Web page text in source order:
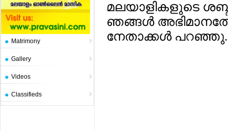
Matrimony
Gallery
Videos
Classifieds
മലയാളികളുടെ
ഞങ്ങള്‍
നേതാക്കള്‍ പറഞ്ഞു.